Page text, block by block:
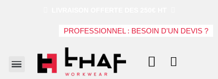
PROFESSIONNEL : BESOIN D'UN DEVIS ?